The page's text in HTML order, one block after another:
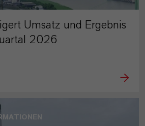
Umsatz und Ergebnis
2026